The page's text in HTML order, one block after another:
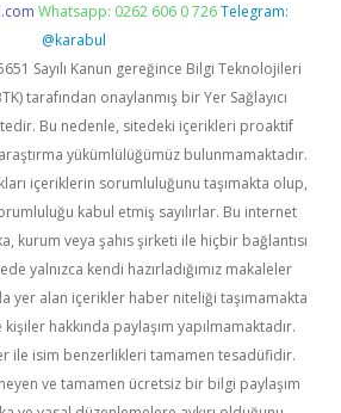
Whatsapp: 0262 606 0 726 Telegram:
@karabul
Sayılı Kanun gereğince Bilgi Teknolojileri
tarafından onaylanmış bir Yer Sağlayıcı
Bu nedenle, sitedeki içerikleri proaktif
yükümlülüğümüz bulunmamaktadır.
içeriklerin sorumluluğunu taşımakta olup,
kabul etmiş sayılırlar. Bu internet
kurum veya şahıs şirketi ile hiçbir bağlantısı
yalnızca kendi hazırladığımız makaleler
yer alan içerikler haber niteliği taşımamakta
hakkında paylaşım yapılmamaktadır.
ile isim benzerlikleri tamamen tesadüfidir.
ve tamamen ücretsiz bir bilgi paylaşım